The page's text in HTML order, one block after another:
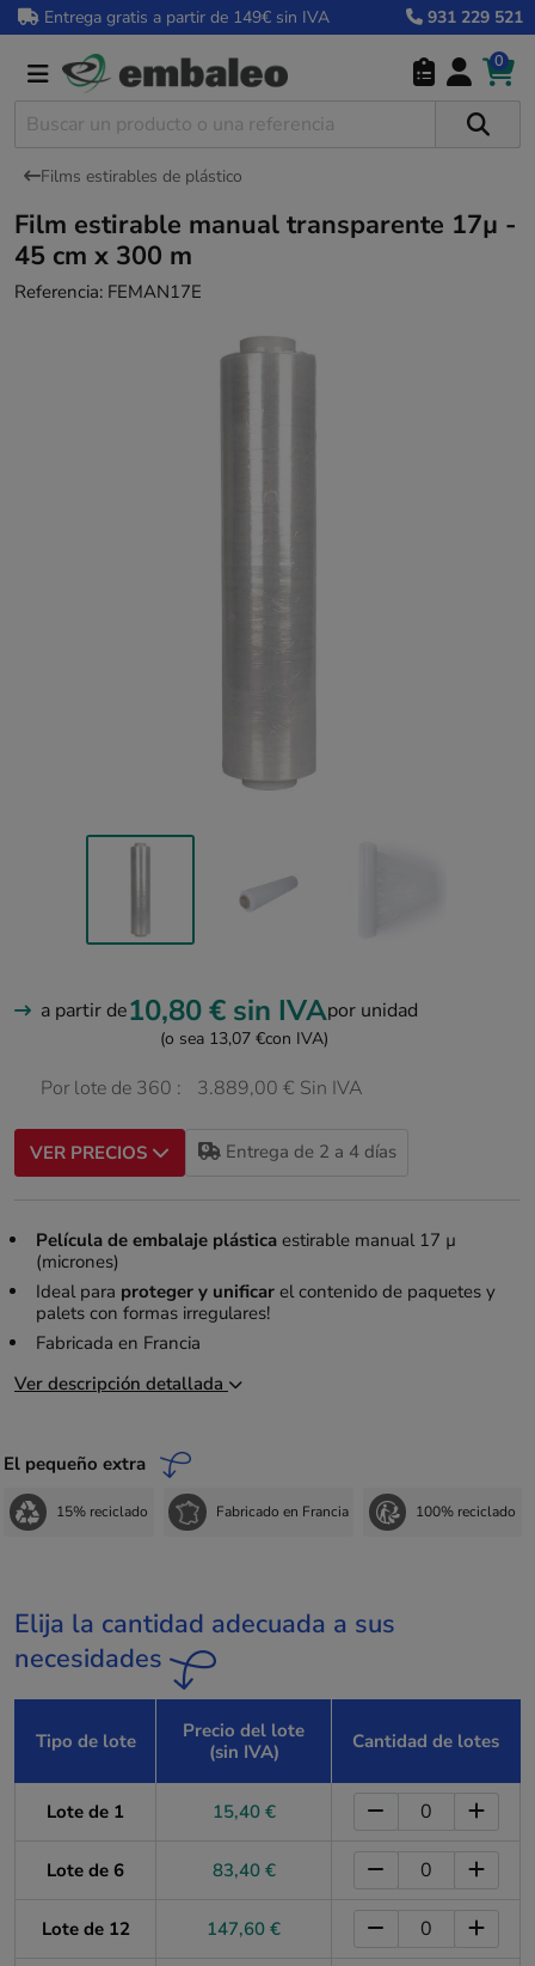
Entrega gratis a partir de 149€ sin IVA 931 229 521
0
Films estirables de plástico
Film estirable manual transparente 17µ -
45 cm x 300 m
Referencia: FEMAN17E
a partir de10,80 € sin IVApor unidad
(o sea 13,07 €con IVA)
Por lote de 360 : 3.889,00 € Sin IVA
VER PRECIOS Entrega de 2 a 4 días
Película de embalaje plásticaestirable manual 17 µ
(micrones)
Ideal para proteger y unificarel contenido de paquetes y
palets con formas irregulares!
Fabricada en Francia
Ver descripción detallada
El pequeño extra
15% reciclado Fabricado en Francia 100% reciclado
Elija la cantidad adecuada a sus
necesidades
Tipo de lote
Precio del lote
(sin IVA)
Cantidad de lotes
Lote de 1 15,40 €
Lote de 6 83,40 €
Lote de 12 147,60 €